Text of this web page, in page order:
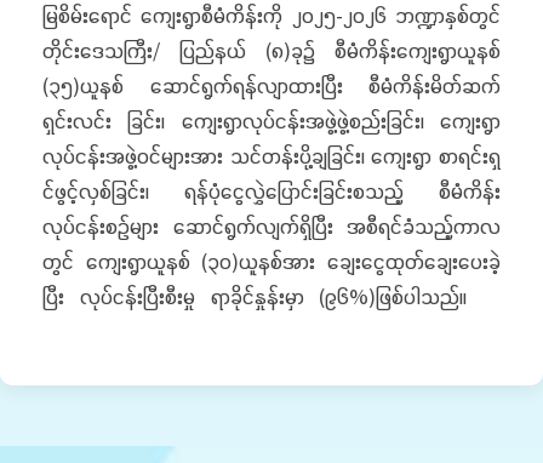
မြစိမ်းရောင် ကျေးရွာစီမံကိန်းကို ၂၀၂၅-၂၀၂၆ ဘဏ္ဍာနှစ်တွင်
တိုင်းဒေသကြီး/ ပြည်နယ် (၈)ခု၌ စီမံကိန်းကျေးရွာယူနစ်
(၃၅)ယူနစ် ဆောင်ရွက်ရန်လျာထားပြီး စီမံကိန်းမိတ်ဆက်
ရှင်းလင်း ခြင်း၊ ကျေးရွာလုပ်ငန်းအဖွဲ့ဖွဲ့စည်းခြင်း၊ ကျေးရွာ
လုပ်ငန်းအဖွဲ့ဝင်များအား သင်တန်းပို့ချခြင်း၊ ကျေးရွာ စာရင်းရှ
င်ဖွင့်လှစ်ခြင်း၊ ရန်ပုံငွေလွှဲပြောင်းခြင်းစသည့် စီမံကိန်း
လုပ်ငန်းစဉ်များ ဆောင်ရွက်လျက်ရှိပြီး အစီရင်ခံသည့်ကာလ
တွင် ကျေးရွာယူနစ် (၃၀)ယူနစ်အား ချေးငွေထုတ်ချေးပေးခဲ့
ပြီး လုပ်ငန်းပြီးစီးမှု ရာခိုင်နှုန်းမှာ (၉၆%)ဖြစ်ပါသည်။